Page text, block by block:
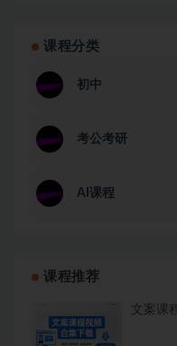
课程分类
初中
考公考研
AI课程
课程推荐
文案课